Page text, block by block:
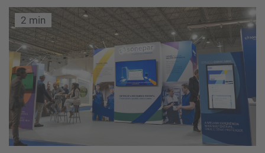
2 min